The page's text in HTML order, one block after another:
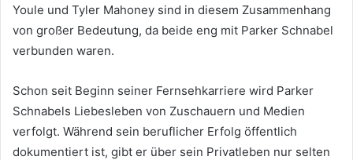
Youle und Tyler Mahoney sind in diesem Zusammenhang
von großer Bedeutung, da beide eng mit Parker Schnabel
verbunden waren.
Schon seit Beginn seiner Fernsehkarriere wird Parker
Schnabels Liebesleben von Zuschauern und Medien
verfolgt. Während sein beruflicher Erfolg öffentlich
dokumentiert ist, gibt er über sein Privatleben nur selten